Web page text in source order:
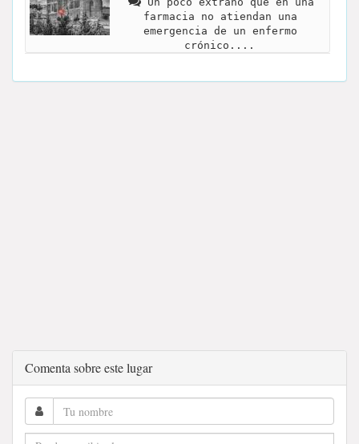
farmacia no atiendan una
emergencia de un enfermo
crónico....
Comenta sobre este lugar